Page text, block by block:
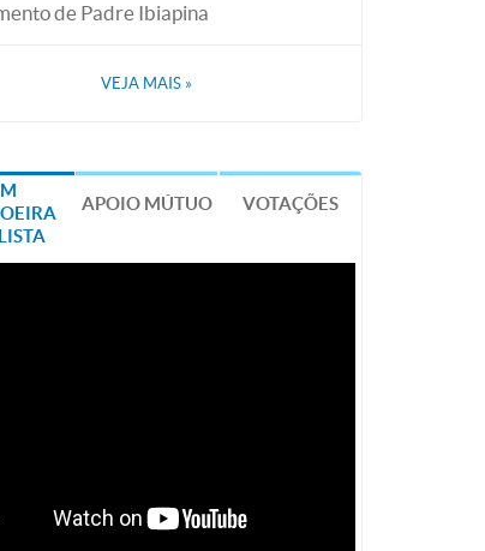
de Padre Ibiapina
VEJA MAIS »
APOIO MÚTUO VOTAÇÕES